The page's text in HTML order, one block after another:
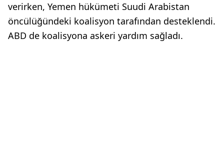
verirken, Yemen hükümeti Suudi Arabistan
öncülüğündeki koalisyon tarafından desteklendi.
ABD de koalisyona askeri yardım sağladı.